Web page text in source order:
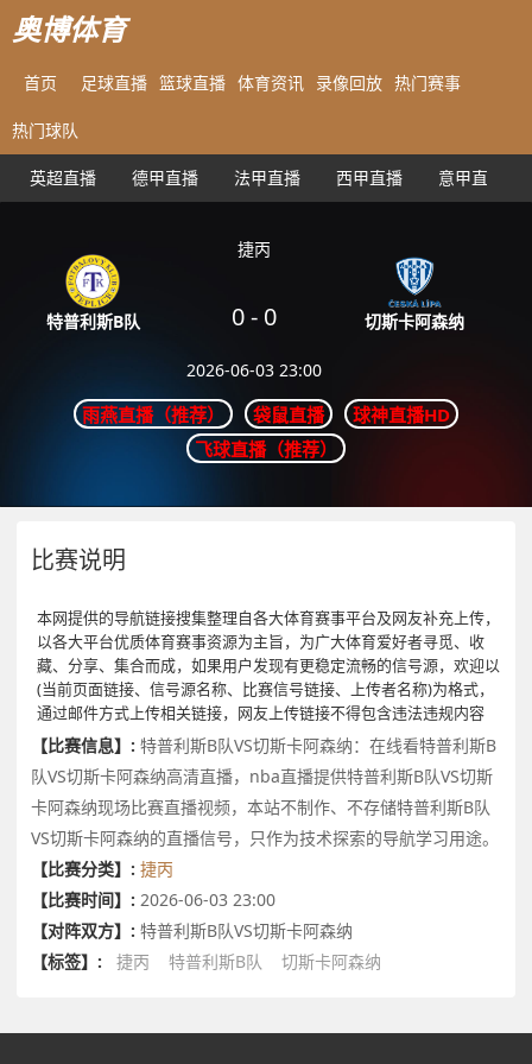
奥博体育
首页 足球直播 篮球直播 体育资讯 录像回放 热门赛事
热门球队
英超直播 德甲直播 法甲直播 西甲直播 意甲直播
特普利斯B队
捷丙
0- 0
2026-06-03 23:00
切斯卡阿森纳
雨燕直播（推荐） 袋鼠直播
球神直播HD
飞球直播（推荐）
比赛说明
本网提供的导航链接搜集整理自各大体育赛事平台及网友补充上传，
以各大平台优质体育赛事资源为主旨，为广大体育爱好者寻觅、收
藏、分享、集合而成，如果用户发现有更稳定流畅的信号源，欢迎以
(当前页面链接、信号源名称、比赛信号链接、上传者名称)为格式，
通过邮件方式上传相关链接，网友上传链接不得包含违法违规内容
【比赛信息】: 特普利斯B队VS切斯卡阿森纳：在线看特普利斯B
队VS切斯卡阿森纳高清直播，nba直播提供特普利斯B队VS切斯
卡阿森纳现场比赛直播视频，本站不制作、不存储特普利斯B队
VS切斯卡阿森纳的直播信号，只作为技术探索的导航学习用途。
【比赛分类】: 捷丙
【比赛时间】: 2026-06-03 23:00
【对阵双方】: 特普利斯B队VS切斯卡阿森纳
【标签】:
捷丙 特普利斯B队 切斯卡阿森纳